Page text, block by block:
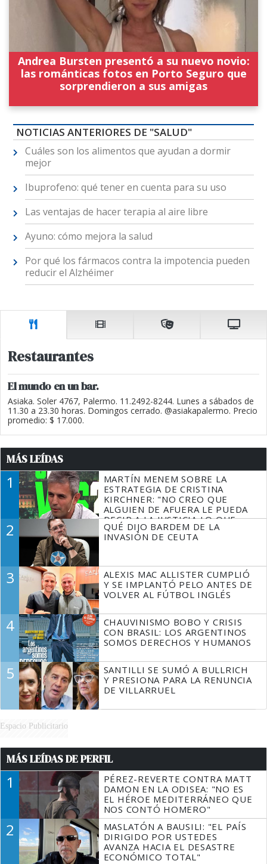
Andrea Bursten presentó a su nuevo novio:
las románticas fotos en Porto Seguro que
sorprendieron a sus amigas
NOTICIAS ANTERIORES DE "SALUD"
Cuáles son los alimentos que ayudan a dormir
mejor
Ibuprofeno: qué tener en cuenta para su uso
Las ventajas de hacer terapia al aire libre
Ayuno: cómo mejora la salud
Por qué los fármacos contra la impotencia pueden
reducir el Alzhéimer
Restaurantes
El mundo en un bar.
Asiaka. Soler 4767, Palermo. 11.2492-8244. Lunes a sábados de
11.30 a 23.30 horas. Domingos cerrado. @asiakapalermo. Precio
promedio: $ 17.000.
MÁS LEÍDAS
1
MARTÍN MENEM SOBRE LA
ESTRATEGIA DE CRISTINA
KIRCHNER: "NO CREO QUE
ALGUIEN DE AFUERA LE PUEDA
DECIR A LA JUSTICIA LO QUE
TIENE QUE HACER"
2
QUÉ DIJO BARDEM DE LA
INVASIÓN DE CEUTA
3
ALEXIS MAC ALLISTER CUMPLIÓ
Y SE IMPLANTÓ PELO ANTES DE
VOLVER AL FÚTBOL INGLÉS
4
CHAUVINISMO BOBO Y CRISIS
CON BRASIL: LOS ARGENTINOS
SOMOS DERECHOS Y HUMANOS
5
SANTILLI SE SUMÓ A BULLRICH
Y PRESIONA PARA LA RENUNCIA
DE VILLARRUEL
Espacio Publicitario
MÁS LEÍDAS DE PERFIL
1
PÉREZ-REVERTE CONTRA MATT
DAMON EN LA ODISEA: "NO ES
EL HÉROE MEDITERRÁNEO QUE
NOS CONTÓ HOMERO"
2
MASLATÓN A BAUSILI: "EL PAÍS
DIRIGIDO POR USTEDES
AVANZA HACIA EL DESASTRE
ECONÓMICO TOTAL"